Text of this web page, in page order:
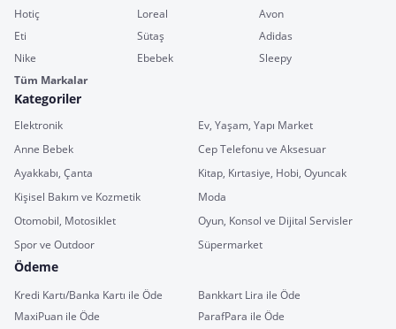
Hotiç
Loreal
Avon
Eti
Sütaş
Adidas
Nike
Ebebek
Sleepy
Tüm Markalar
Kategoriler
Elektronik
Ev, Yaşam, Yapı Market
Anne Bebek
Cep Telefonu ve Aksesuar
Ayakkabı, Çanta
Kitap, Kırtasiye, Hobi, Oyuncak
Kişisel Bakım ve Kozmetik
Moda
Otomobil, Motosiklet
Oyun, Konsol ve Dijital Servisler
Spor ve Outdoor
Süpermarket
Ödeme
Kredi Kartı/Banka Kartı ile Öde
Bankkart Lira ile Öde
MaxiPuan ile Öde
ParafPara ile Öde